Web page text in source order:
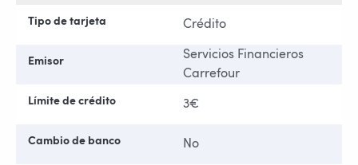
Tipo de tarjeta Crédito
Emisor
Servicios Financieros
Carrefour
Límite de crédito 3€
Cambio de banco No